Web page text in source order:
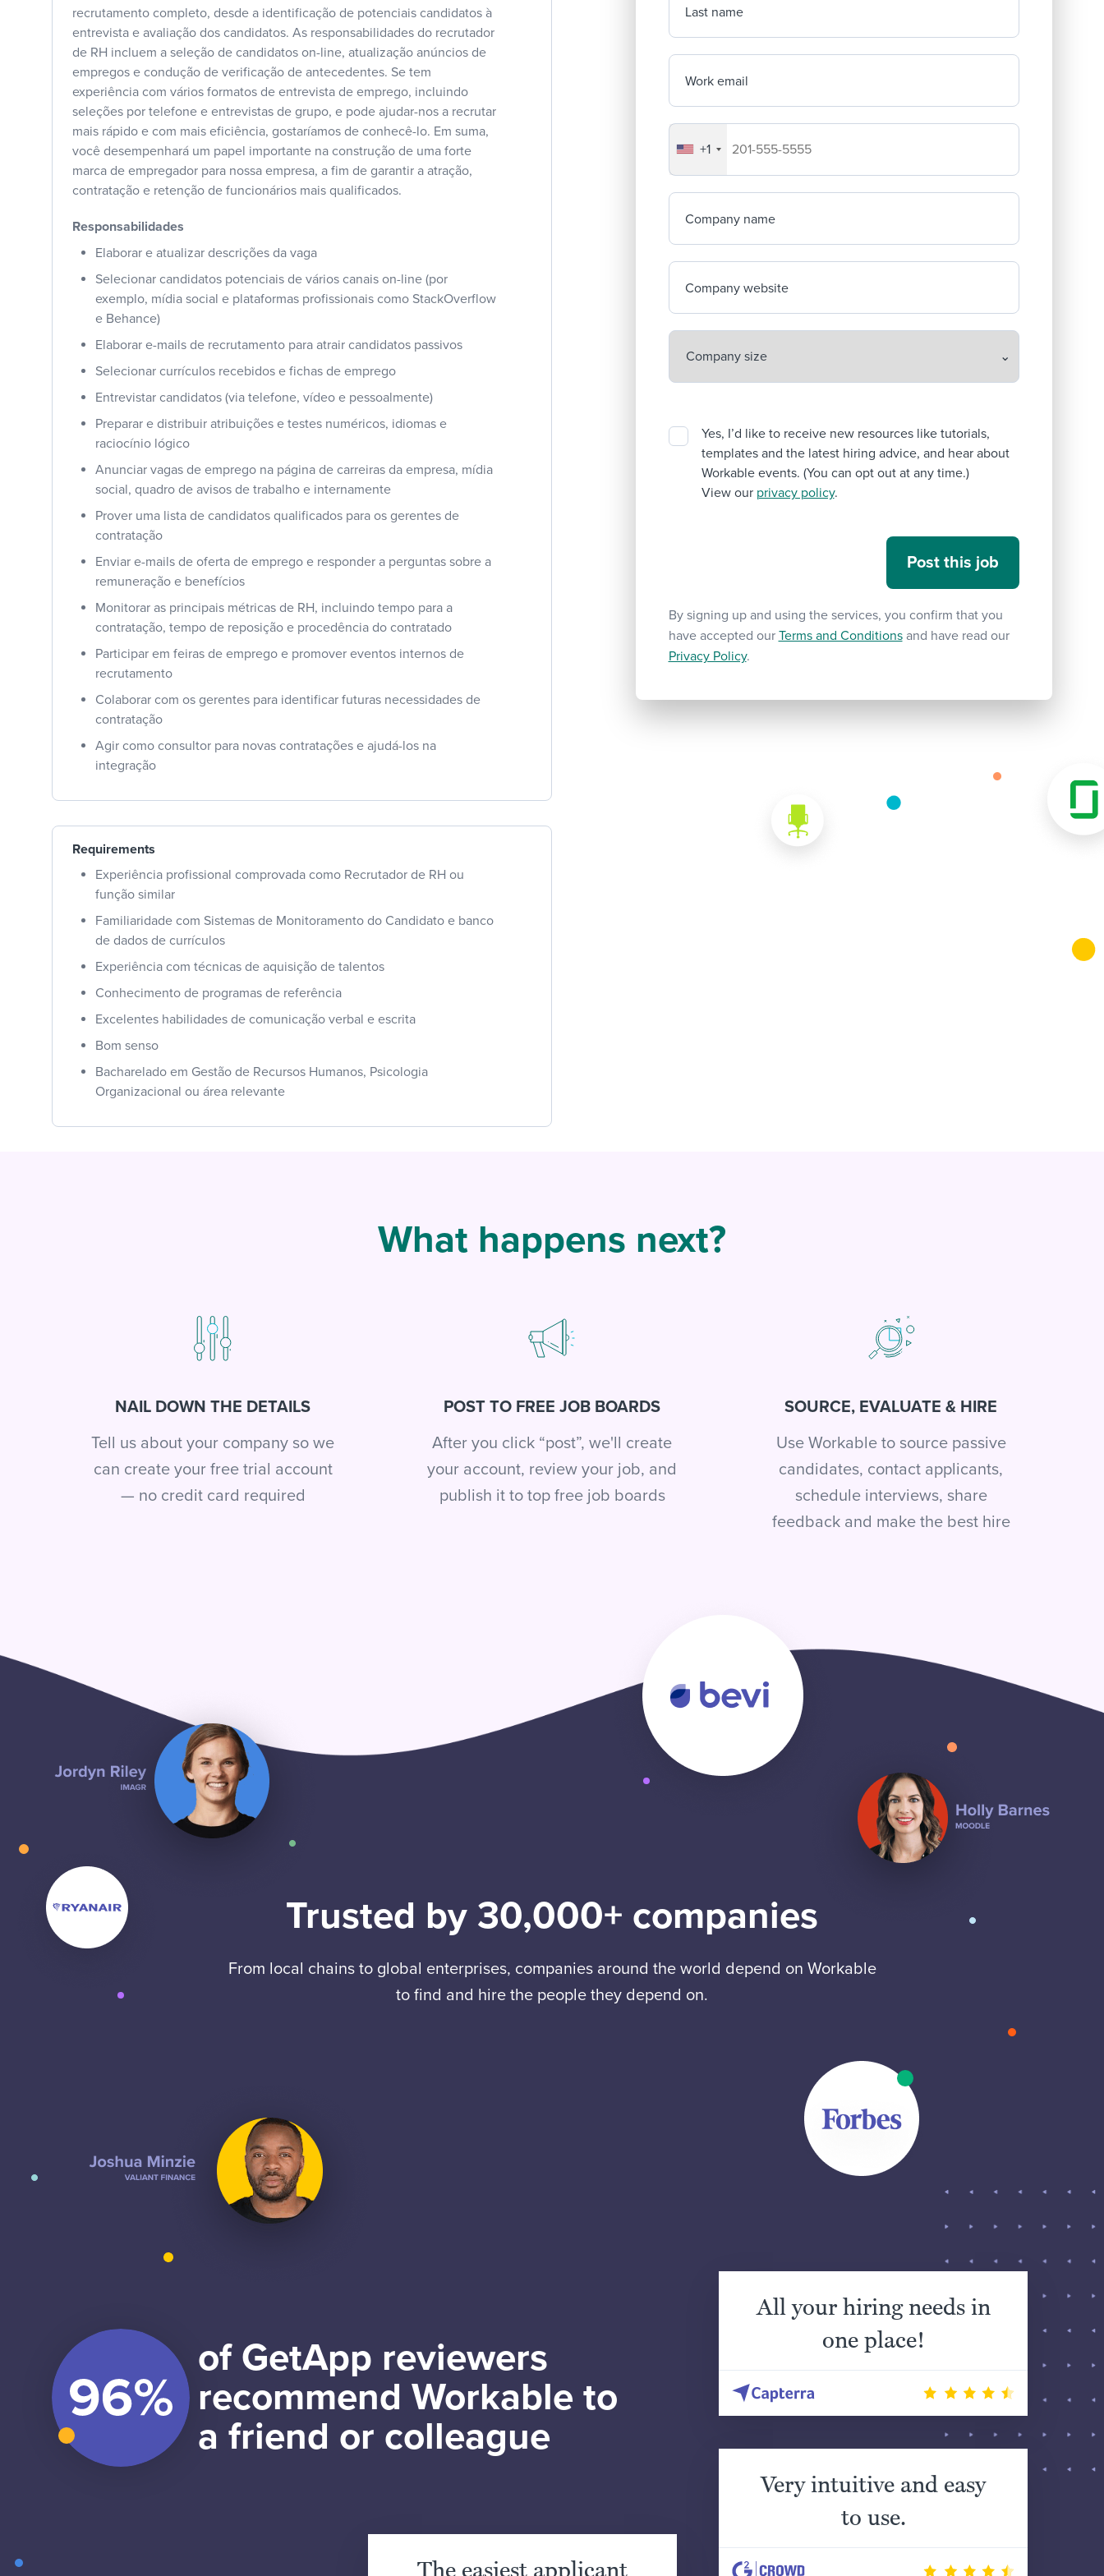
recrutamento completo, desde a identificação de potenciais candidatos à
entrevista e avaliação dos candidatos. As responsabilidades do recrutador
de RH incluem a seleção de candidatos on-line, atualização anúncios de
empregos e condução de verificação de antecedentes. Se tem
experiência com vários formatos de entrevista de emprego, incluindo
seleções por telefone e entrevistas de grupo, e pode ajudar-nos a recrutar
mais rápido e com mais eficiência, gostaríamos de conhecê-lo. Em suma,
você desempenhará um papel importante na construção de uma forte
marca de empregador para nossa empresa, a fim de garantir a atração,
contratação e retenção de funcionários mais qualificados.
Responsabilidades
Elaborar e atualizar descrições da vaga
Selecionar candidatos potenciais de vários canais on-line (por
exemplo, mídia social e plataformas profissionais como StackOverflow
e Behance)
Elaborar e-mails de recrutamento para atrair candidatos passivos
Selecionar currículos recebidos e fichas de emprego
Entrevistar candidatos (via telefone, vídeo e pessoalmente)
Preparar e distribuir atribuições e testes numéricos, idiomas e
raciocínio lógico
Anunciar vagas de emprego na página de carreiras da empresa, mídia
social, quadro de avisos de trabalho e internamente
Prover uma lista de candidatos qualificados para os gerentes de
contratação
Enviar e-mails de oferta de emprego e responder a perguntas sobre a
remuneração e benefícios
Monitorar as principais métricas de RH, incluindo tempo para a
contratação, tempo de reposição e procedência do contratado
Participar em feiras de emprego e promover eventos internos de
recrutamento
Colaborar com os gerentes para identificar futuras necessidades de
contratação
Agir como consultor para novas contratações e ajudá-los na
integração
Requirements
Experiência profissional comprovada como Recrutador de RH ou
função similar
Familiaridade com Sistemas de Monitoramento do Candidato e banco
de dados de currículos
Experiência com técnicas de aquisição de talentos
Conhecimento de programas de referência
Excelentes habilidades de comunicação verbal e escrita
Bom senso
Bacharelado em Gestão de Recursos Humanos, Psicologia
Organizacional ou área relevante
Last name
Work email
Your company's phone number
+1
Company name
Company website
Yes, I’d like to receive new resources like tutorials,
templates and the latest hiring advice, and hear about
Workable events. (You can opt out at any time.)
View our privacy policy.
By signing up and using the services, you confirm that you
have accepted our Terms and Conditionsand have read our
Privacy Policy.
What happens next?
NAIL DOWN THE DETAILS
Tell us about your company so we
can create your free trial account
— no credit card required
POST TO FREE JOB BOARDS
After you click “post”, we'll create
your account, review your job, and
publish it to top free job boards
SOURCE, EVALUATE & HIRE
Use Workable to source passive
candidates, contact applicants,
schedule interviews, share
feedback and make the best hire
Trusted by 30,000+ companies
From local chains to global enterprises, companies around the world depend on Workable
to find and hire the people they depend on.
of GetApp reviewers
recommend Workable to
a friend or colleague
The easiest applicant
All your hiring needs in
one place!
Very intuitive and easy
to use.